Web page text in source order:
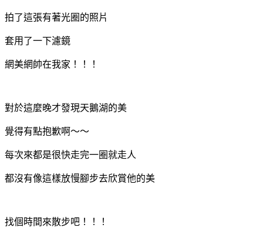
拍了這張有著光圈的照片
套用了一下濾鏡
網美網帥在我家！！！
對於這麼晚才發現天鵝湖的美
覺得有點抱歉啊～～
每次來都是很快走完一圈就走人
都沒有像這樣放慢腳步去欣賞他的美
找個時間來散步吧！！！